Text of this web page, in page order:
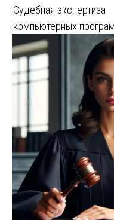
Судебная экспертиза
компьютерных